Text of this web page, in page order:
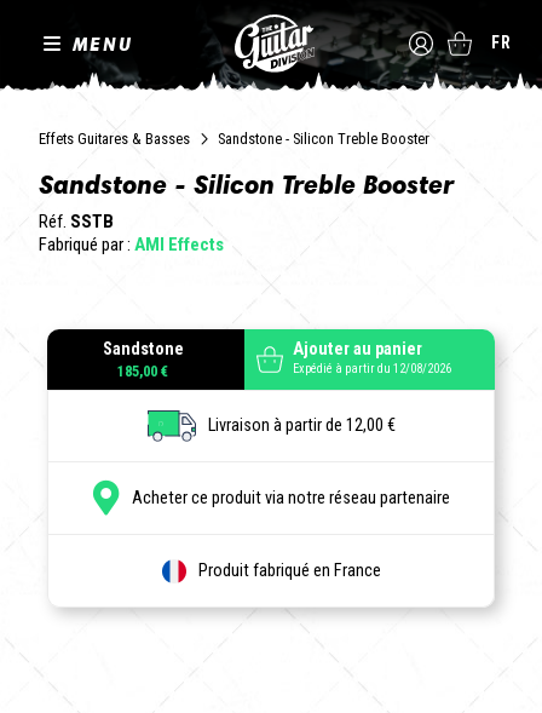
MENU FR
Effets Guitares & Basses Sandstone - Silicon Treble Booster
Sandstone - Silicon Treble Booster
Réf. SSTB
Fabriqué par : AMI Effects
Sandstone
185,00 €
Ajouter au panier
Expédié à partir du 12/08/2026
Livraison à partir de 12,00 €
Acheter ce produit via notre réseau partenaire
Produit fabriqué en France